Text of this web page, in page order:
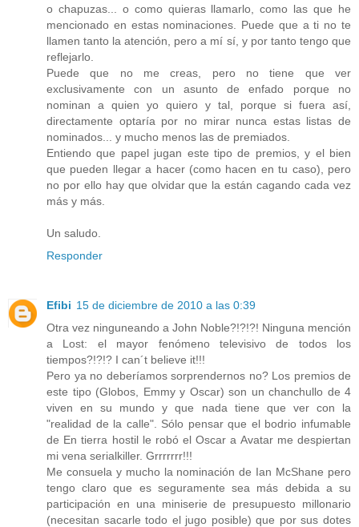
o chapuzas... o como quieras llamarlo, como las que he
mencionado en estas nominaciones. Puede que a ti no te
llamen tanto la atención, pero a mí sí, y por tanto tengo que
reflejarlo.
Puede que no me creas, pero no tiene que ver
exclusivamente con un asunto de enfado porque no
nominan a quien yo quiero y tal, porque si fuera así,
directamente optaría por no mirar nunca estas listas de
nominados... y mucho menos las de premiados.
Entiendo que papel jugan este tipo de premios, y el bien
que pueden llegar a hacer (como hacen en tu caso), pero
no por ello hay que olvidar que la están cagando cada vez
más y más.
Un saludo.
Responder
Efibi 15 de diciembre de 2010 a las 0:39
Otra vez ninguneando a John Noble?!?!?! Ninguna mención
a Lost: el mayor fenómeno televisivo de todos los
tiempos?!?!? I can´t believe it!!!
Pero ya no deberíamos sorprendernos no? Los premios de
este tipo (Globos, Emmy y Oscar) son un chanchullo de 4
viven en su mundo y que nada tiene que ver con la
"realidad de la calle". Sólo pensar que el bodrio infumable
de En tierra hostil le robó el Oscar a Avatar me despiertan
mi vena serialkiller. Grrrrrrr!!!
Me consuela y mucho la nominación de Ian McShane pero
tengo claro que es seguramente sea más debida a su
participación en una miniserie de presupuesto millonario
(necesitan sacarle todo el jugo posible) que por sus dotes